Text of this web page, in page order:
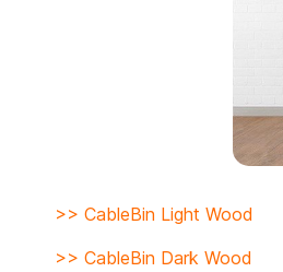
>> CableBin Light Wood
>> CableBin Dark Wood